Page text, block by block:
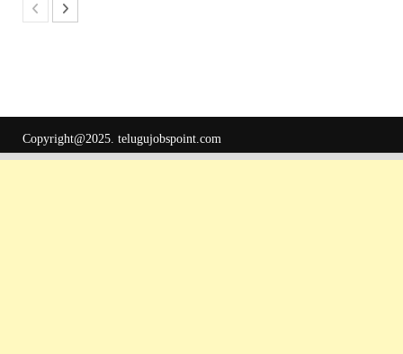
Copyright@2025. telugujobspoint.com